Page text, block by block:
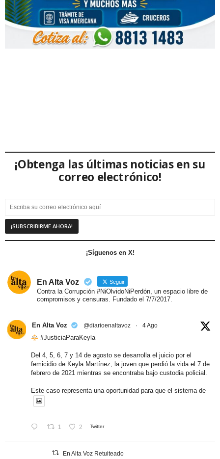
¡Obtenga las últimas noticias en su
correo electrónico!
¡Síguenos en X!
En Alta Voz Seguir
Contra la Corrupción #NiOlvidoNiPerdón, un espacio libre de
compromisos y censuras. Fundado el 7/7/2017.
En Alta Voz @diarioenaltavoz · 4 Ago
#JusticiaParaKeyla
Del 4, 5, 6, 7 y 14 de agosto se desarrolla el juicio por el
femicidio de Keyla Martínez, la joven que perdió la vida el 7 de
febrero de 2021 mientras se encontraba bajo custodia policial.
Este caso representa una oportunidad para que el sistema de
1 2 Twitter
En Alta Voz Retuiteado